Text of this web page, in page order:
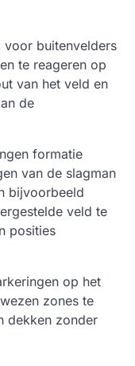
voor buitenvelders
te reageren op
van het veld en
de
formatie
van de slagman
bijvoorbeeld
veld te
posities
op het
zones te
dekken zonder